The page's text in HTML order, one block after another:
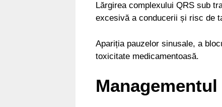
Lărgirea complexului QRS sub
excesivă a conducerii și risc de
Apariția pauzelor sinusale, a
toxicitate medicamentoasă.